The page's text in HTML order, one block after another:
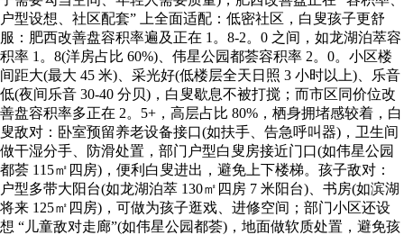
户型设想、社区配套” 上全面适配：低密社区，白叟孩子更舒
服：肥西改善盘容积率遍及正在 1。8-2。0 之间，如龙湖泊萃容
积率 1。8(洋房占比 60%)、伟星公园都荟容积率 2。0。小区楼
间距大(最大 45 米)、采光好(低楼层全天日照 3 小时以上)、乐音
低(夜间乐音 30-40 分贝)，白叟歇息不被打搅；而市区同价位改
善盘容积率多正在 2。5+，高层占比 80%，栖身拥堵感较着，白
叟敌对：卧室预留养老设备接口(如扶手、告急呼叫器)，卫生间
做干湿分手、防滑处置，部门户型白叟房接近门口(如伟星公园
都荟 115㎡四房)，便利白叟进出，避免上下楼梯。孩子敌对：
户型多带大阳台(如龙湖泊萃 130㎡四房 7 米阳台)、书房(如滨湖
将来 125㎡四房)，可做为孩子逛戏、进修空间；部门小区还设
想 “儿童敌对走廊”(如伟星公园都荟)，地面做软质处置，避免孩